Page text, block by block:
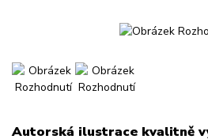
Autorská ilustrace kvalitně